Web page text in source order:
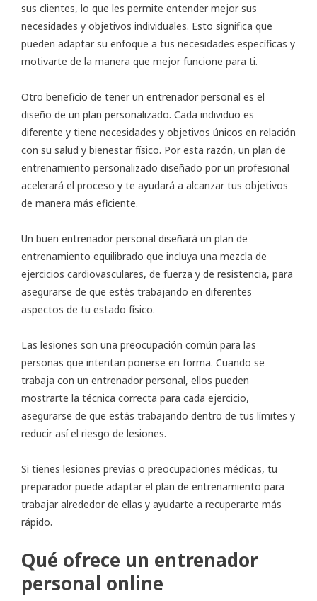
sus clientes, lo que les permite entender mejor sus
necesidades y objetivos individuales. Esto significa que
pueden adaptar su enfoque a tus necesidades específicas y
motivarte de la manera que mejor funcione para ti.
Otro beneficio de tener un entrenador personal es el
diseño de un plan personalizado. Cada individuo es
diferente y tiene necesidades y objetivos únicos en relación
con su salud y bienestar físico. Por esta razón, un plan de
entrenamiento personalizado diseñado por un profesional
acelerará el proceso y te ayudará a alcanzar tus objetivos
de manera más eficiente.
Un buen entrenador personal diseñará un plan de
entrenamiento equilibrado que incluya una mezcla de
ejercicios cardiovasculares, de fuerza y de resistencia, para
asegurarse de que estés trabajando en diferentes
aspectos de tu estado físico.
Las lesiones son una preocupación común para las
personas que intentan ponerse en forma. Cuando se
trabaja con un entrenador personal, ellos pueden
mostrarte la técnica correcta para cada ejercicio,
asegurarse de que estás trabajando dentro de tus límites y
reducir así el riesgo de lesiones.
Si tienes lesiones previas o preocupaciones médicas, tu
preparador puede adaptar el plan de entrenamiento para
trabajar alrededor de ellas y ayudarte a recuperarte más
rápido.
Qué ofrece un entrenador
personal online